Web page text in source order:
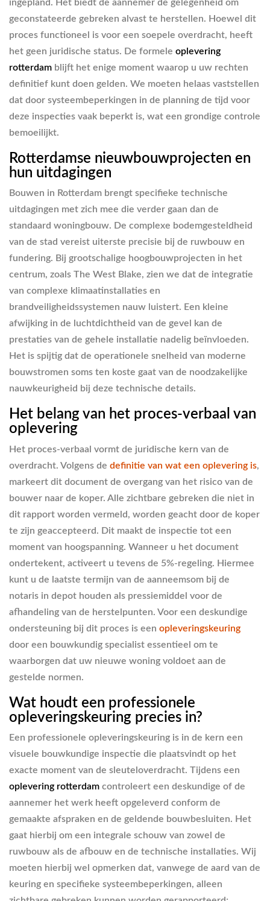
ingepland. Het biedt de aannemer de gelegenheid om
geconstateerde gebreken alvast te herstellen. Hoewel dit
proces functioneel is voor een soepele overdracht, heeft
het geen juridische status. De formele oplevering
rotterdam blijft het enige moment waarop u uw rechten
definitief kunt doen gelden. We moeten helaas vaststellen
dat door systeembeperkingen in de planning de tijd voor
deze inspecties vaak beperkt is, wat een grondige controle
bemoeilijkt.
Rotterdamse nieuwbouwprojecten en
hun uitdagingen
Bouwen in Rotterdam brengt specifieke technische
uitdagingen met zich mee die verder gaan dan de
standaard woningbouw. De complexe bodemgesteldheid
van de stad vereist uiterste precisie bij de ruwbouw en
fundering. Bij grootschalige hoogbouwprojecten in het
centrum, zoals The West Blake, zien we dat de integratie
van complexe klimaatinstallaties en
brandveiligheidssystemen nauw luistert. Een kleine
afwijking in de luchtdichtheid van de gevel kan de
prestaties van de gehele installatie nadelig beïnvloeden.
Het is spijtig dat de operationele snelheid van moderne
bouwstromen soms ten koste gaat van de noodzakelijke
nauwkeurigheid bij deze technische details.
Het belang van het proces-verbaal van
oplevering
Het proces-verbaal vormt de juridische kern van de
overdracht. Volgens de definitie van wat een oplevering is,
markeert dit document de overgang van het risico van de
bouwer naar de koper. Alle zichtbare gebreken die niet in
dit rapport worden vermeld, worden geacht door de koper
te zijn geaccepteerd. Dit maakt de inspectie tot een
moment van hoogspanning. Wanneer u het document
ondertekent, activeert u tevens de 5%-regeling. Hiermee
kunt u de laatste termijn van de aanneemsom bij de
notaris in depot houden als pressiemiddel voor de
afhandeling van de herstelpunten. Voor een deskundige
ondersteuning bij dit proces is een opleveringskeuring
door een bouwkundig specialist essentieel om te
waarborgen dat uw nieuwe woning voldoet aan de
gestelde normen.
Wat houdt een professionele
opleveringskeuring precies in?
Een professionele opleveringskeuring is in de kern een
visuele bouwkundige inspectie die plaatsvindt op het
exacte moment van de sleuteloverdracht. Tijdens een
oplevering rotterdam controleert een deskundige of de
aannemer het werk heeft opgeleverd conform de
gemaakte afspraken en de geldende bouwbesluiten. Het
gaat hierbij om een integrale schouw van zowel de
ruwbouw als de afbouw en de technische installaties. Wij
moeten hierbij wel opmerken dat, vanwege de aard van de
keuring en specifieke systeembeperkingen, alleen